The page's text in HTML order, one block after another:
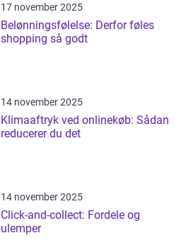
17 november 2025
Belønningsfølelse: Derfor føles
shopping så godt
14 november 2025
Klimaaftryk ved onlinekøb: Sådan
reducerer du det
14 november 2025
Click-and-collect: Fordele og
ulemper